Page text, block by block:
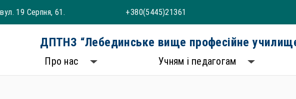
19 Серпня, 61. +380(5445)21361
ДПТНЗ “Лебединське вище професійне
Про нас Учням і педагогам